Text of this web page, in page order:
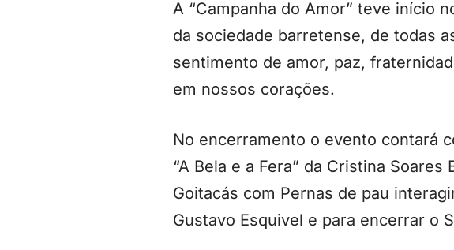
A “Campanha do Amor” teve início
da sociedade barretense, de todas
sentimento de amor, paz,
em nossos corações.
No encerramento o evento contará
“A Bela e a Fera” da Cristina
Goitacás com Pernas de pau
Gustavo Esquivel e para encerrar o